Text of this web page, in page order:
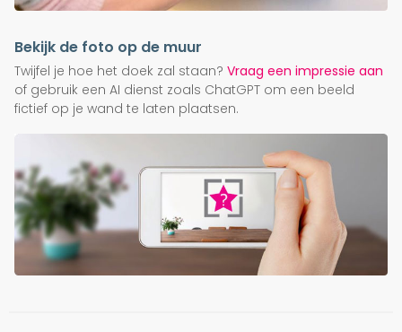
Bekijk de foto op de muur
Twijfel je hoe het doek zal staan? Vraag een impressie aan
of gebruik een AI dienst zoals ChatGPT om een beeld
fictief op je wand te laten plaatsen.